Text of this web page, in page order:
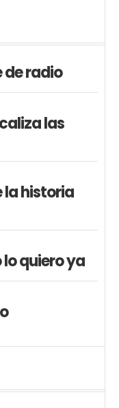
de radio
las
la historia
lo quiero ya